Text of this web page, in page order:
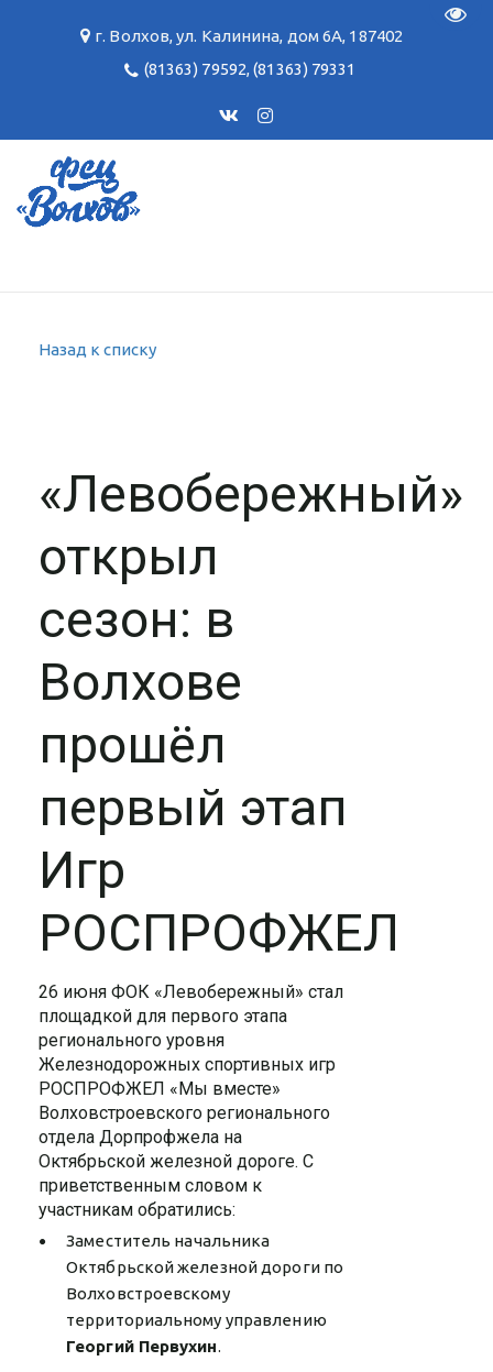
г. Волхов,ул. Калинина, дом 6А, 187402
(81363) 79592,(81363) 79331
Назад к списку
«Левобережный»
открыл
сезон: в
Волхове
прошёл
первый этап
Игр
РОСПРОФЖЕЛ
26 июня ФОК «Левобережный» стал
площадкой для первого этапа
регионального уровня
Железнодорожных спортивных игр
РОСПРОФЖЕЛ «Мы вместе»
Волховстроевского регионального
отдела Дорпрофжела на
Октябрьской железной дороге. С
приветственным словом к
участникам обратились:
Заместитель начальника
Октябрьской железной дороги по
Волховстроевскому
территориальному управлению
Георгий Первухин.